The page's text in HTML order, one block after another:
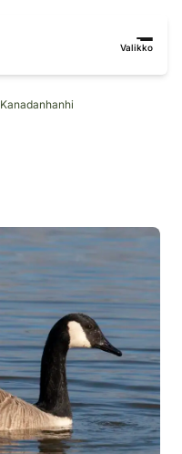
Valikko
Kanadanhanhi